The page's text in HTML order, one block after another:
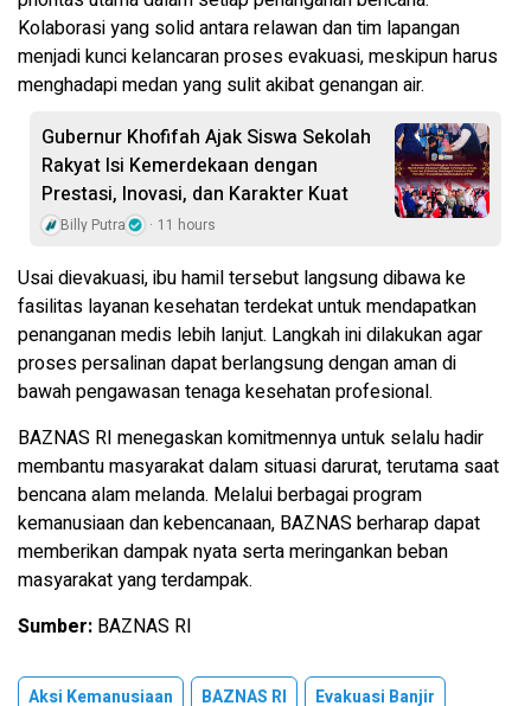
Kolaborasi yang solid antara relawan dan tim lapangan
menjadi kunci kelancaran proses evakuasi, meskipun harus
menghadapi medan yang sulit akibat genangan air.
Gubernur Khofifah Ajak Siswa Sekolah
Rakyat Isi Kemerdekaan dengan
Prestasi, Inovasi, dan Karakter Kuat
Billy Putra 11 hours
Usai dievakuasi, ibu hamil tersebut langsung dibawa ke
fasilitas layanan kesehatan terdekat untuk mendapatkan
penanganan medis lebih lanjut. Langkah ini dilakukan agar
proses persalinan dapat berlangsung dengan aman di
bawah pengawasan tenaga kesehatan profesional.
BAZNAS RI menegaskan komitmennya untuk selalu hadir
membantu masyarakat dalam situasi darurat, terutama saat
bencana alam melanda. Melalui berbagai program
kemanusiaan dan kebencanaan, BAZNAS berharap dapat
memberikan dampak nyata serta meringankan beban
masyarakat yang terdampak.
Sumber: BAZNAS RI
Aksi Kemanusiaan BAZNAS RI Evakuasi Banjir